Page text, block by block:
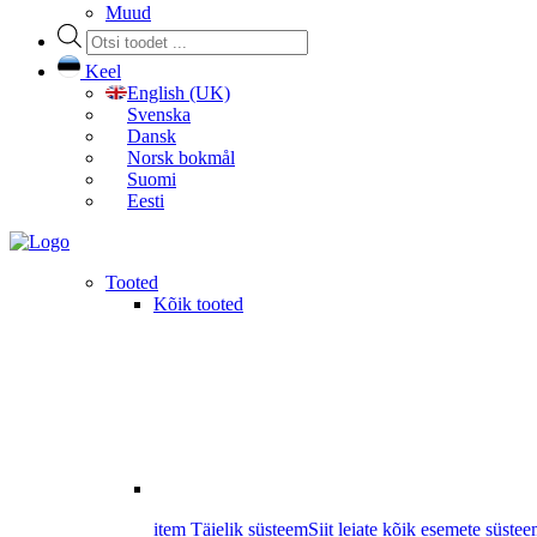
Muud
Products
search
Keel
English (UK)
Svenska
Dansk
Norsk bokmål
Suomi
Eesti
Tooted
Kõik tooted
item Täielik süsteemSiit leiate kõik esemete